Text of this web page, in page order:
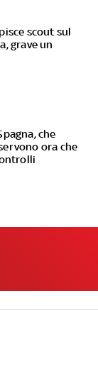
scout sul
grave un
che
ora che